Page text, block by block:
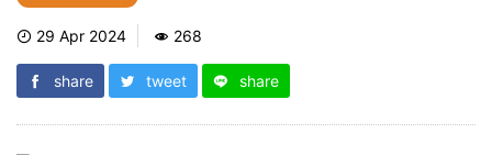
29 Apr 2024 268
share tweet share